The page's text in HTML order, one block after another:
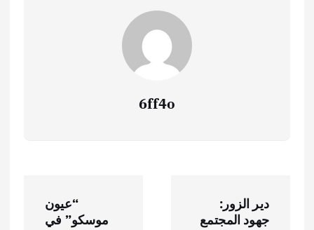
6ff4o
دير الزور:
جهود المجتمع
“عيون
موسكو” في